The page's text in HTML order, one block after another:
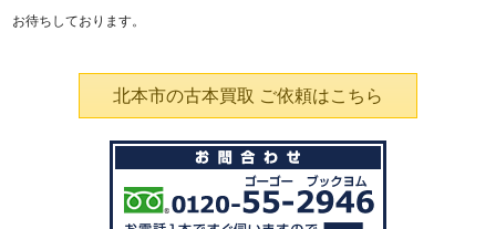
お待ちしております。
北本市の古本買取 ご依頼はこちら